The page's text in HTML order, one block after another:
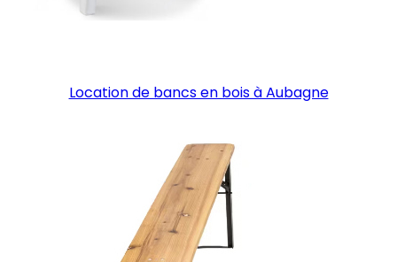
Location de bancs en bois à Aubagne